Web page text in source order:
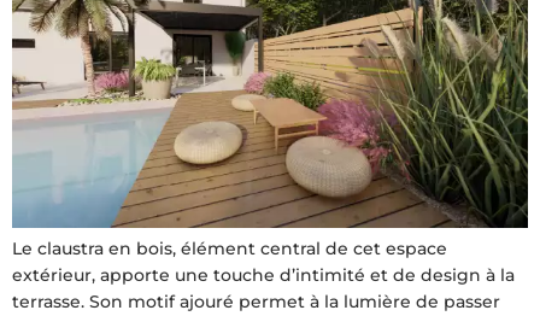
Le claustra en bois, élément central de cet espace
extérieur, apporte une touche d’intimité et de design à la
terrasse. Son motif ajouré permet à la lumière de passer